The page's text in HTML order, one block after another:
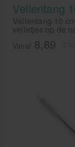
Vellentang
Vellentang 10
velletjes op de
onmisbaar voor
Vanaf 8,89